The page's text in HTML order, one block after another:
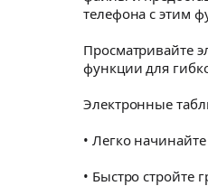
телефона с этим
Просматривайте
функции для
Электронные
• Легко
• Быстро